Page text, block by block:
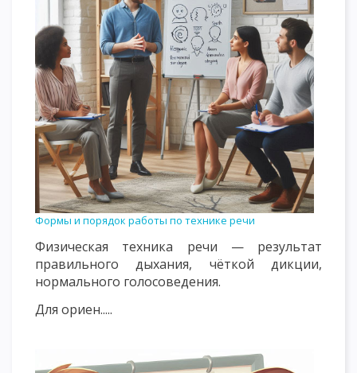
Формы и порядок работы по технике речи
Физическая техника речи — результат
правильного дыхания, чёткой дикции,
нормального голосоведения.
Для ориен.....